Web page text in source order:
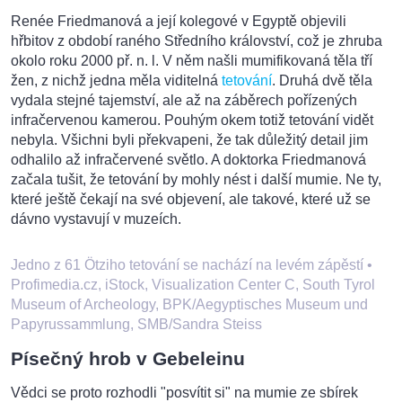
Renée Friedmanová a její kolegové v Egyptě objevili
hřbitov z období raného Středního království, což je zhruba
okolo roku 2000 př. n. l. V něm našli mumifikovaná těla tří
žen, z nichž jedna měla viditelná tetování. Druhá dvě těla
vydala stejné tajemství, ale až na záběrech pořízených
infračervenou kamerou. Pouhým okem totiž tetování vidět
nebyla. Všichni byli překvapeni, že tak důležitý detail jim
odhalilo až infračervené světlo. A doktorka Friedmanová
začala tušit, že tetování by mohly nést i další mumie. Ne ty,
které ještě čekají na své objevení, ale takové, které už se
dávno vystavují v muzeích.
Jedno z 61 Ötziho tetování se nachází na levém zápěstí •
Profimedia.cz, iStock, Visualization Center C, South Tyrol
Museum of Archeology, BPK/Aegyptisches Museum und
Papyrussammlung, SMB/Sandra Steiss
Písečný hrob v Gebeleinu
Vědci se proto rozhodli "posvítit si" na mumie ze sbírek